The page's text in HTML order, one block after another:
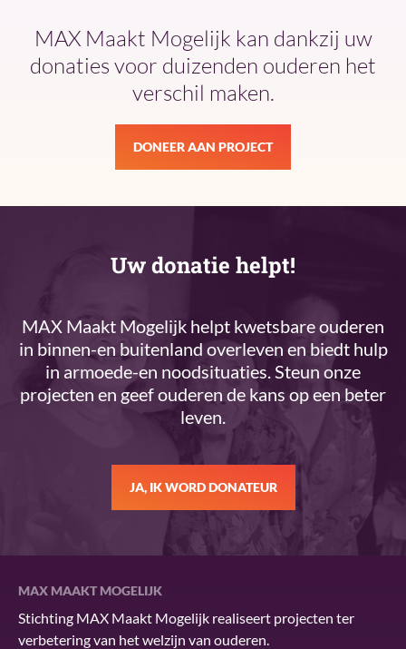
MAX Maakt Mogelijk kan dankzij uw
donaties voor duizenden ouderen het
verschil maken.
DONEER AAN PROJECT
Uw donatie helpt!
MAX Maakt Mogelijk helpt kwetsbare ouderen
in binnen-en buitenland overleven en biedt hulp
in armoede-en noodsituaties. Steun onze
projecten en geef ouderen de kans op een beter
leven.
JA, IK WORD DONATEUR
MAX MAAKT MOGELIJK
Stichting MAX Maakt Mogelijk realiseert projecten ter
verbetering van het welzijn van ouderen.